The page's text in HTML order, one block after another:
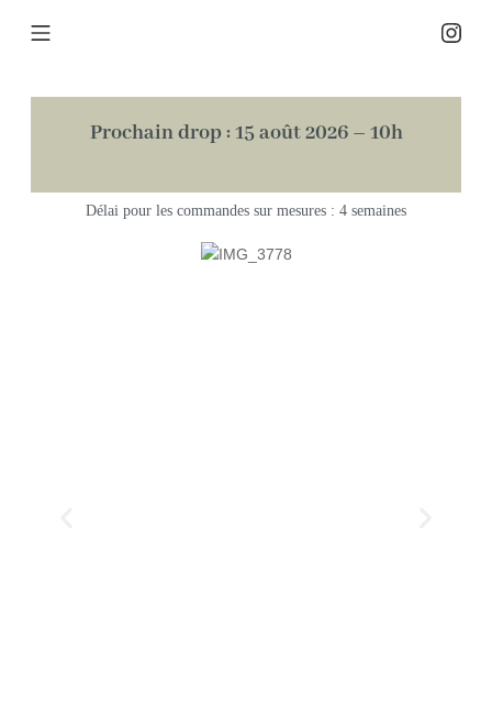
Prochain drop : 15 août 2026 – 10h
Délai pour les commandes sur mesures : 4 semaines